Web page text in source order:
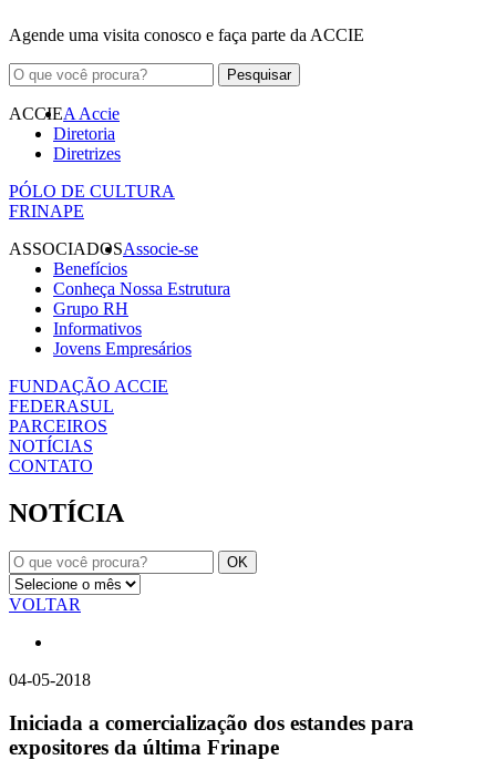
Agende uma visita conosco e faça parte da ACCIE
ACCIEA Accie
Diretoria
Diretrizes
PÓLO DE CULTURA
FRINAPE
ASSOCIADOSAssocie-se
Benefícios
Conheça Nossa Estrutura
Grupo RH
Informativos
Jovens Empresários
FUNDAÇÃO ACCIE
FEDERASUL
PARCEIROS
NOTÍCIAS
CONTATO
NOTÍCIA
VOLTAR
04-05-2018
Iniciada a comercialização dos estandes para
expositores da última Frinape